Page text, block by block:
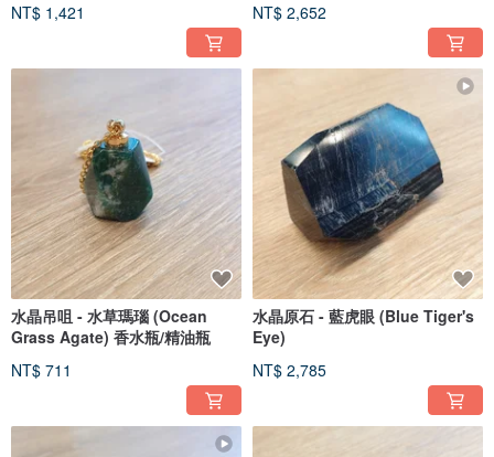
NT$ 1,421 NT$ 2,652
水晶吊咀 - 水草瑪瑙 (Ocean
Grass Agate) 香水瓶/精油瓶
NT$ 711
水晶原石 - 藍虎眼 (Blue Tiger's
Eye)
NT$ 2,785